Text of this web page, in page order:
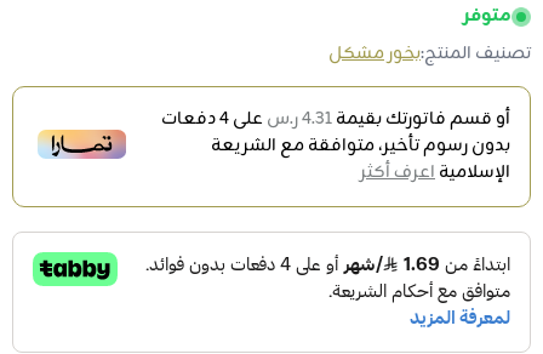
متوفر
تصنيف المنتج:بخور مشكل
أو قسم فاتورتك بقيمة4.31 ر.س على4دفعات
بدون رسوم تأخير، متوافقة مع الشريعة
الإسلاميةاعرف أكثر